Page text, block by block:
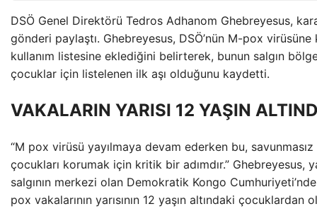
DSÖ Genel Direktörü Tedros Adhanom Ghebreyesus,
gönderi paylaştı. Ghebreyesus, DSÖ’nün M-pox virüsüne
kullanım listesine eklediğini belirterek, bunun salgın
çocuklar için listelenen ilk aşı olduğunu kaydetti.
VAKALARIN YARISI 12 YAŞIN
“M pox virüsü yayılmaya devam ederken bu,
çocukları korumak için kritik bir adımdır.” Ghebreyesus,
salgının merkezi olan Demokratik Kongo
pox vakalarının yarısının 12 yaşın altındaki çocuklardan